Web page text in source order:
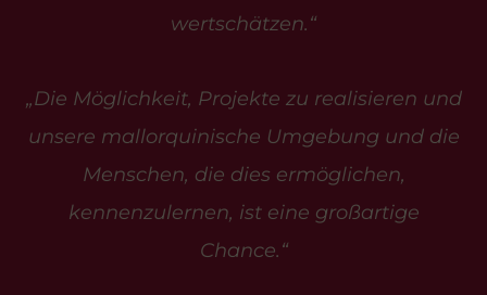
wertschätzen.“
„Die Möglichkeit, Projekte zu realisieren und
unsere mallorquinische Umgebung und die
Menschen, die dies ermöglichen,
kennenzulernen, ist eine großartige
Chance.“